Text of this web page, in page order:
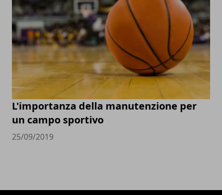
L'importanza della manutenzione per
un campo sportivo
25/09/2019